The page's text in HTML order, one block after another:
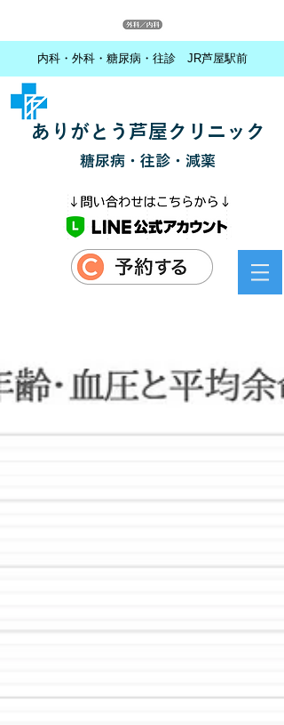
内科・外科・糖尿病・往診 JR芦屋駅前
ありがとう芦屋クリニック
糖尿病・往診・減薬